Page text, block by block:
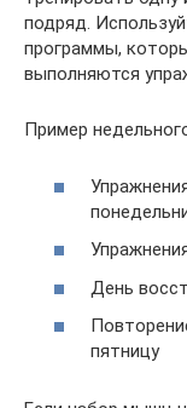
подряд.
программы,
выполняются
Пример
День
пятницу